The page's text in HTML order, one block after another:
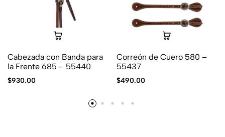
Cabezada con Banda para
la Frente 685 – 55440
$930.00
Correón de Cuero 580 –
55437
$490.00